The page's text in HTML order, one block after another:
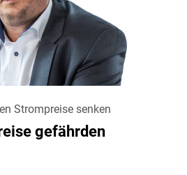
Strompreise senken
gefährden